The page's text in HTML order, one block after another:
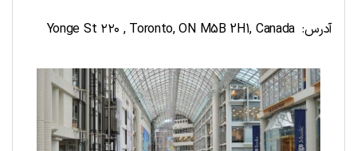
آدرس: Yonge St ۲۲۰ , Toronto, ON M5B 2H1, Canada